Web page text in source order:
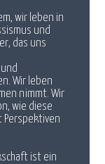
wir leben in
und
das uns
Wir leben
nimmt. Wir
wie diese
ist ein